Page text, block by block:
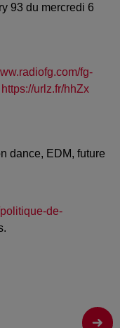
93 du mercredi 6
fg-
https://urlz.fr/hhZx
dance, EDM, future
de-